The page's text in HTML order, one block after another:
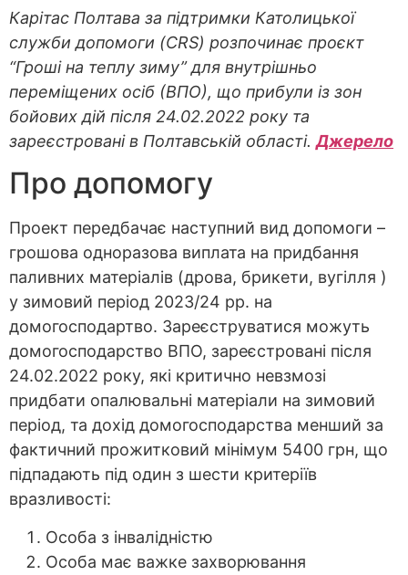
Карітас Полтава за підтримки Католицької
служби допомоги (CRS) розпочинає проєкт
“Гроші на теплу зиму” для внутрішньо
переміщених осіб (ВПО), що прибули із зон
бойових дій після 24.02.2022 року та
зареєстровані в Полтавській області.Джерело
Про допомогу
Проект передбачає наступний вид допомоги –
грошова одноразова виплата на придбання
паливних матеріалів (дрова, брикети, вугілля )
у зимовий період 2023/24 рр. на
домогосподартво. Зареєструватися можуть
домогосподарство ВПО, зареєстровані після
24.02.2022 року, які критично невзмозі
придбати опалювальні матеріали на зимовий
період, та дохід домогосподарства менший за
фактичний прожитковий мінімум 5400 грн, що
підпадають під один з шести критеріїв
вразливості:
Особа з інвалідністю
Особа має важке захворювання